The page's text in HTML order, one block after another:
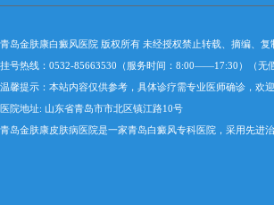
青岛金肤康白癜风医院 版权所有 未经授权禁止转载、摘编、
挂号热线：0532-85663530（服务时间：8:00——17:30）（无
温馨提示：本站内容仅供参考，具体诊疗需专业医师确诊，欢迎
医院地址: 山东省青岛市市北区镇江路10号
青岛金肤康皮肤病医院是一家青岛白癜风专科医院，采用先进